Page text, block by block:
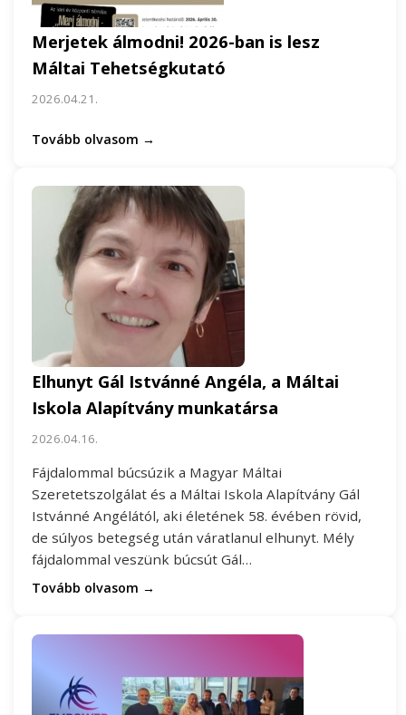
Merjetek álmodni! 2026-ban is lesz
Máltai Tehetségkutató
2026.04.21.
Tovább olvasom →
Elhunyt Gál Istvánné Angéla, a Máltai
Iskola Alapítvány munkatársa
2026.04.16.
Fájdalommal búcsúzik a Magyar Máltai
Szeretetszolgálat és a Máltai Iskola Alapítvány Gál
Istvánné Angélától, aki életének 58. évében rövid,
de súlyos betegség után váratlanul elhunyt. Mély
fájdalommal veszünk búcsút Gál…
Tovább olvasom →